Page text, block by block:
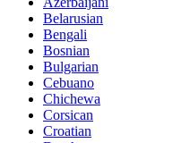
Belarusian
Bengali
Bosnian
Bulgarian
Cebuano
Chichewa
Corsican
Croatian